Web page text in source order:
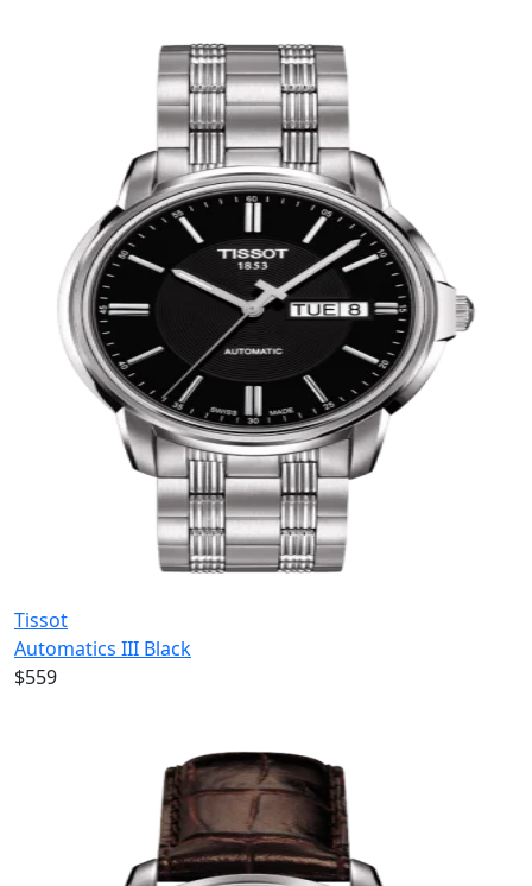
Tissot
Automatics III Black
$559